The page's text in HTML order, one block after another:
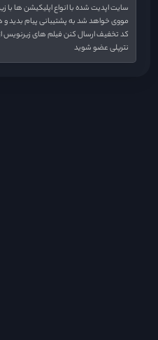
سایت اپدیت شده با انواع اپلیکیشن ها
مووی خواهد شد به پشتیبانی پیام بدید و
کد تخفیف ارسال کنن فیلم های زیرنویس
نترپلی عضو شوید